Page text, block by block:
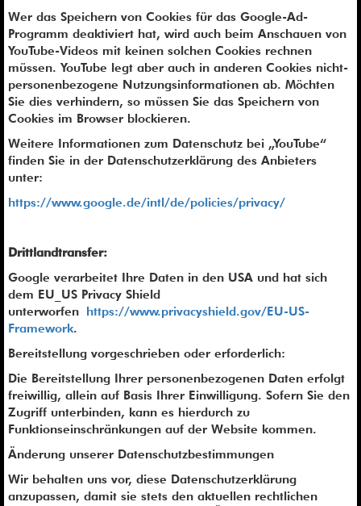
Wer das Speichern von Cookies für das Google-Ad-
Programm deaktiviert hat, wird auch beim Anschauen von
YouTube-Videos mit keinen solchen Cookies rechnen
müssen. YouTube legt aber auch in anderen Cookies nicht-
personenbezogene Nutzungsinformationen ab. Möchten
Sie dies verhindern, so müssen Sie das Speichern von
Cookies im Browser blockieren.
Weitere Informationen zum Datenschutz bei „YouTube“
finden Sie in der Datenschutzerklärung des Anbieters
unter:
https://www.google.de/intl/de/policies/privacy/
Drittlandtransfer:
Google verarbeitet Ihre Daten in den USA und hat sich
dem EU_US Privacy Shield
unterworfen https://www.privacyshield.gov/EU-US-
Framework.
Bereitstellung vorgeschrieben oder erforderlich:
Die Bereitstellung Ihrer personenbezogenen Daten erfolgt
freiwillig, allein auf Basis Ihrer Einwilligung. Sofern Sie den
Zugriff unterbinden, kann es hierdurch zu
Funktionseinschränkungen auf der Website kommen.
Änderung unserer Datenschutzbestimmungen
Wir behalten uns vor, diese Datenschutzerklärung
anzupassen, damit sie stets den aktuellen rechtlichen